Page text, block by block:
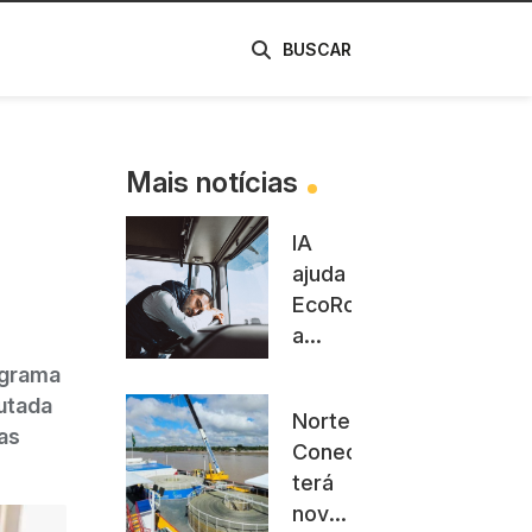
BUSCAR
Mais notícias
IA
ajuda
EcoRodovias
a
de
fadiga
de
motoristas
Norte
Conectado
terá
nova